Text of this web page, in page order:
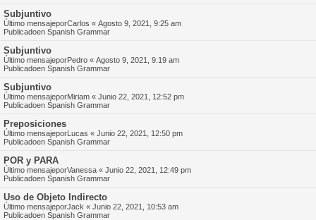
Subjuntivo
Último mensajeporCarlos « Agosto 9, 2021, 9:25 am
Publicadoen Spanish Grammar
Subjuntivo
Último mensajeporPedro « Agosto 9, 2021, 9:19 am
Publicadoen Spanish Grammar
Subjuntivo
Último mensajeporMiriam « Junio 22, 2021, 12:52 pm
Publicadoen Spanish Grammar
Preposiciones
Último mensajeporLucas « Junio 22, 2021, 12:50 pm
Publicadoen Spanish Grammar
POR y PARA
Último mensajeporVanessa « Junio 22, 2021, 12:49 pm
Publicadoen Spanish Grammar
Uso de Objeto Indirecto
Último mensajeporJack « Junio 22, 2021, 10:53 am
Publicadoen Spanish Grammar